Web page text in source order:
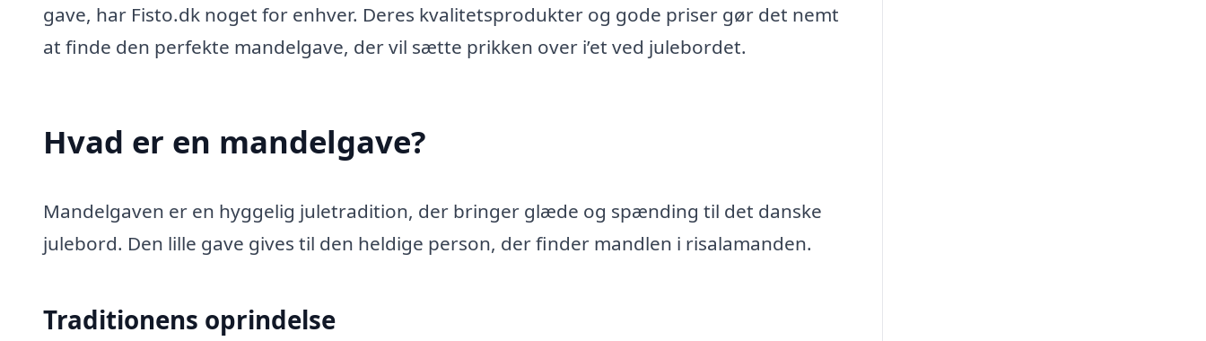
gave, har Fisto.dk noget for enhver. Deres kvalitetsprodukter og gode priser gør det nemt
at finde den perfekte mandelgave, der vil sætte prikken over i’et ved julebordet.
Hvad er en mandelgave?
Mandelgaven er en hyggelig juletradition, der bringer glæde og spænding til det danske
julebord. Den lille gave gives til den heldige person, der finder mandlen i risalamanden.
Traditionens oprindelse